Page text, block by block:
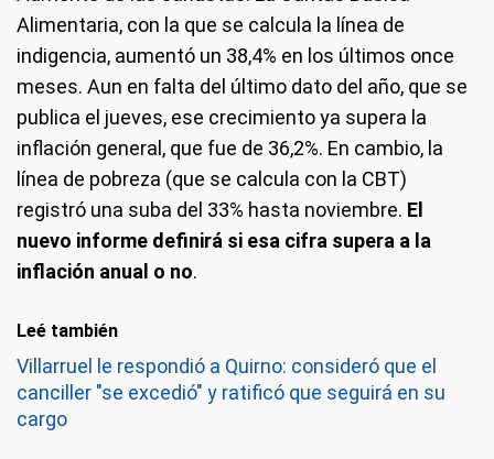
Alimentaria, con la que se calcula la línea de
indigencia, aumentó un 38,4% en los últimos once
meses. Aun en falta del último dato del año, que se
publica el jueves, ese crecimiento ya supera la
inflación general, que fue de 36,2%. En cambio, la
línea de pobreza (que se calcula con la CBT)
registró una suba del 33% hasta noviembre. El
nuevo informe definirá si esa cifra supera a la
inflación anual o no.
Leé también
Villarruel le respondió a Quirno: consideró que el
canciller "se excedió" y ratificó que seguirá en su
cargo